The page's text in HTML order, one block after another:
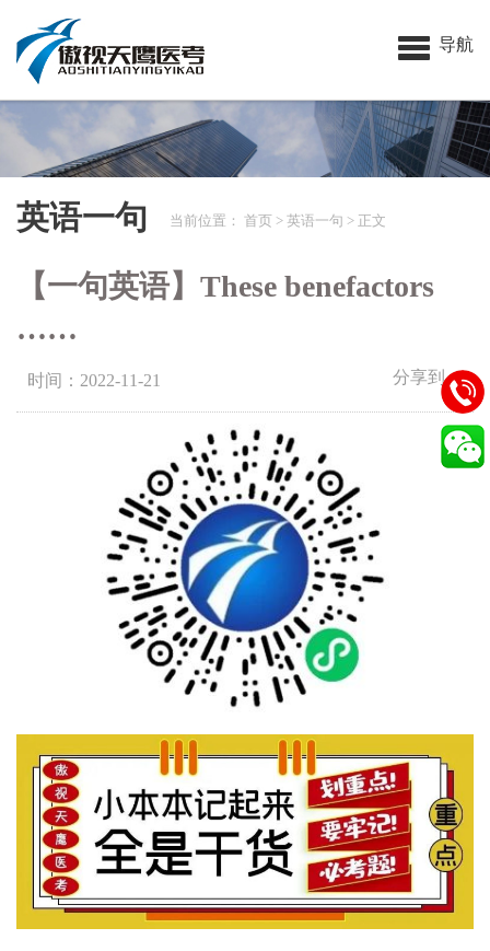
导航
英语一句 当前位置： 首页 > 英语一句 > 正文
【一句英语】These benefactors
……
时间：2022-11-21 分享到：